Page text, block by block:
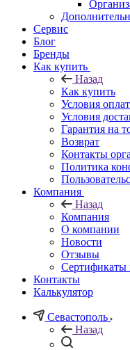
Сервис
Блог
Бренды
Как купить
Назад
Как купить
Условия
Условия
Гарантия на
Возврат
Контакты
Политика
Компания
Назад
Компания
О компании
Новости
Отзывы
Сертификаты
Контакты
Калькулятор
Севастополь
Назад